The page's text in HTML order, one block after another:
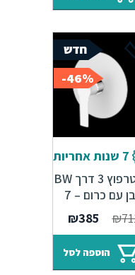
₪1590.
₪890.
46%-
7 שנות אחריות
אינטרפוץ 3 דרך BW
לבן עם כרום – 7
שנות אחריות
₪
המחיר
המקורי
היה:
₪711.
₪385
הנוכחי
הוא:
₪385.
הוספה לסל